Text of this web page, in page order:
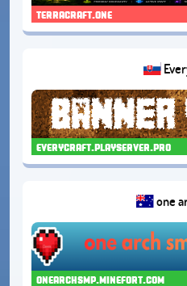
terracraft.one
everycraft.playserver.pro
one
onearchsmp.minefort.com